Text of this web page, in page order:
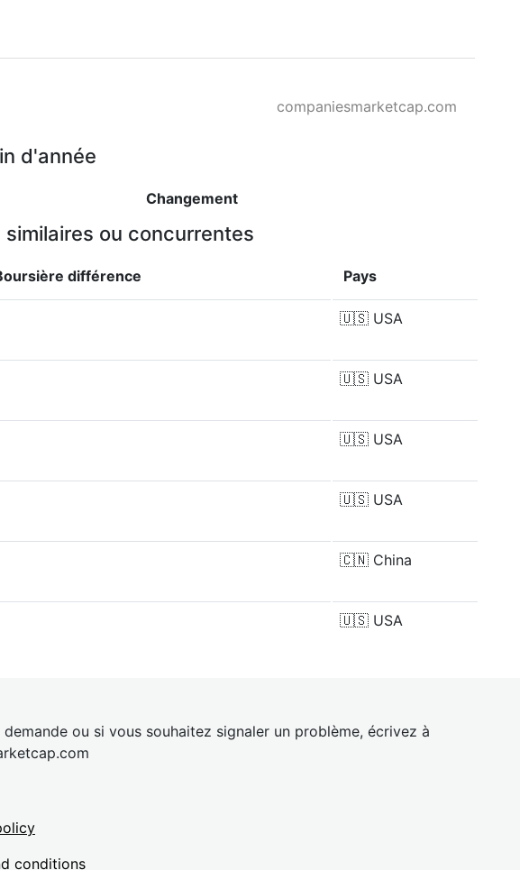
companiesmarketcap.com
d'année
Changement
ou concurrentes
différence Pays
🇺🇸 USA
🇺🇸 USA
🇺🇸 USA
🇺🇸 USA
🇨🇳 China
🇺🇸 USA
ou si vous souhaitez signaler un problème, écrivez à
cap.com
conditions